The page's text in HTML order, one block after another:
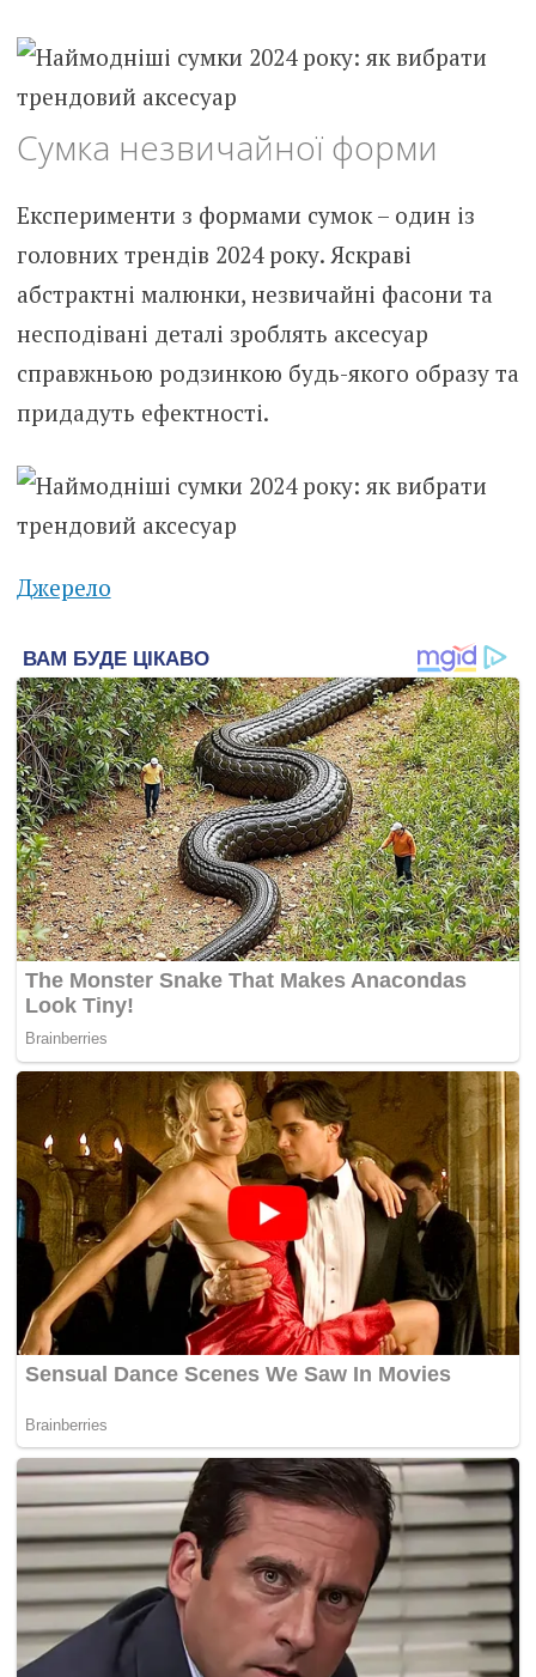
Сумка незвичайної форми
Експерименти з формами сумок – один із
головних трендів 2024 року. Яскраві
абстрактні малюнки, незвичайні фасони та
несподівані деталі зроблять аксесуар
справжньою родзинкою будь-якого образу та
придадуть ефектності.
Джерело